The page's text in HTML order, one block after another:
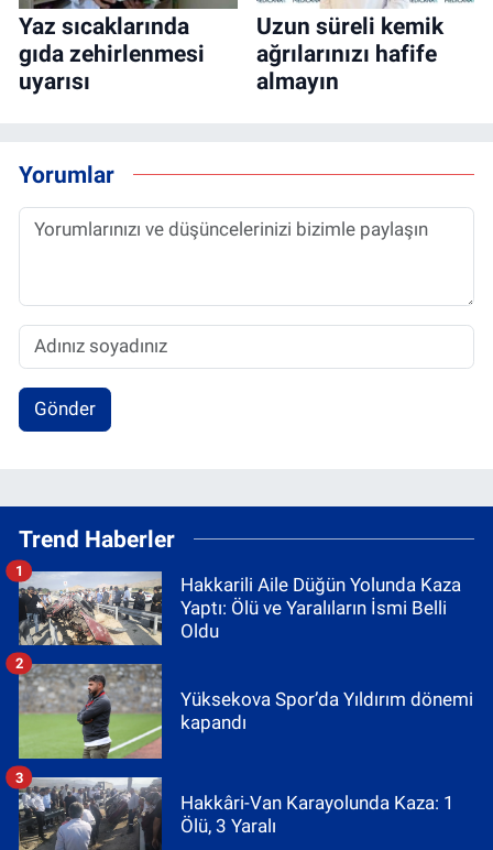
Yaz sıcaklarında
gıda zehirlenmesi
uyarısı
Uzun süreli kemik
ağrılarınızı hafife
almayın
Yorumlar
Gönder
Trend Haberler
Hakkarili Aile Düğün Yolunda Kaza
Yaptı: Ölü ve Yaralıların İsmi Belli
Oldu
1
Yüksekova Spor’da Yıldırım dönemi
kapandı
2
Hakkâri-Van Karayolunda Kaza: 1
Ölü, 3 Yaralı
3